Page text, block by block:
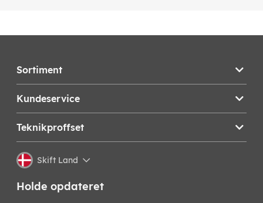
Sortiment
Kundeservice
Teknikproffset
Skift Land
Holde opdateret